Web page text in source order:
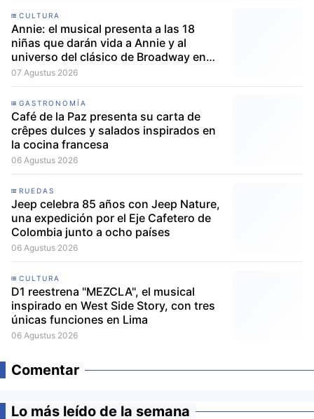
CULTURA
Annie: el musical presenta a las 18
niñas que darán vida a Annie y al
universo del clásico de Broadway en
Lima
07 Agustus 2026
GASTRONOMÍA
Café de la Paz presenta su carta de
crêpes dulces y salados inspirados en
la cocina francesa
06 Agustus 2026
RUEDAS
Jeep celebra 85 años con Jeep Nature,
una expedición por el Eje Cafetero de
Colombia junto a ocho países
06 Agustus 2026
CULTURA
D1 reestrena "MEZCLA", el musical
inspirado en West Side Story, con tres
únicas funciones en Lima
06 Agustus 2026
Comentar
Lo más leído de la semana